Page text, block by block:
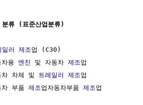
류 (표준산업분류)
일러 제조업 (C30)
용
엔진 및 자동차 제조업
차체 및
트레일러 제조업
부품
제조업자동차부품 제조업